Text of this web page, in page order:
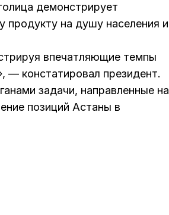
демонстрирует
продукту на душу населения и
впечатляющие темпы
констатировал президент.
задачи, направленные на
позиций Астаны в